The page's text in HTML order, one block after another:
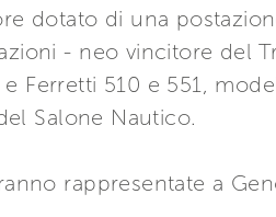
dotato di una
- neo vincitore del
Ferretti 510 e 551,
Salone Nautico.
rappresentate a